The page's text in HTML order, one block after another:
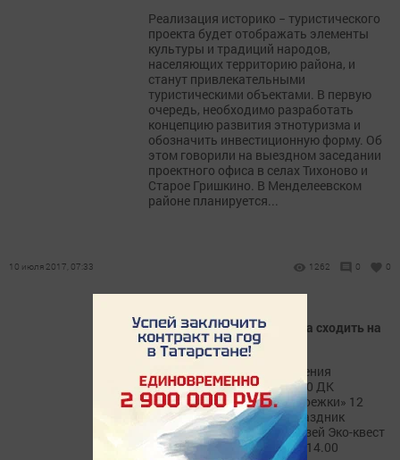
Реализация историко − туристического
проекта будет отображать элементы
культуры и традиций народов,
населяющих территорию района, и
станут привлекательными
туристическими объектами. В первую
очередь, необходимо разработать
концепцию развития этнотуризма и
обозначить инвестиционную форму. Об
этом говорили на выездном заседании
проектного офиса в селах Тихоново и
Старое Гришкино. В Менделеевском
районе планируется...
10 июля 2017, 07:33 1262 0 0
Афиша Менделеевска: Куда сходить на
этой неделе
Дата Время Место проведения
Мероприятие 11 июля 11.00 ДК
им.С.Гассара «День сладкоежки» 12
июля 17.00 д.Сетяково Праздник
"Питрау" 13 июля 10.00 Музей Эко-квест
"Спасение Земли" 14 июля 14.00